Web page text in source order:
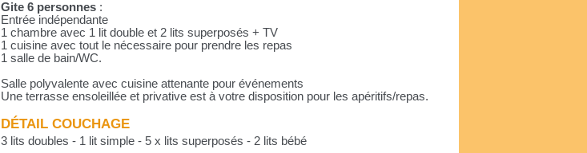
Gite 6 personnes :
Entrée indépendante
1 chambre avec 1 lit double et 2 lits superposés + TV
1 cuisine avec tout le nécessaire pour prendre les repas
1 salle de bain/WC.
Salle polyvalente avec cuisine attenante pour événements
Une terrasse ensoleillée et privative est à votre disposition pour les apéritifs/repas.
DÉTAIL COUCHAGE
3 lits doubles - 1 lit simple - 5 x lits superposés - 2 lits bébé